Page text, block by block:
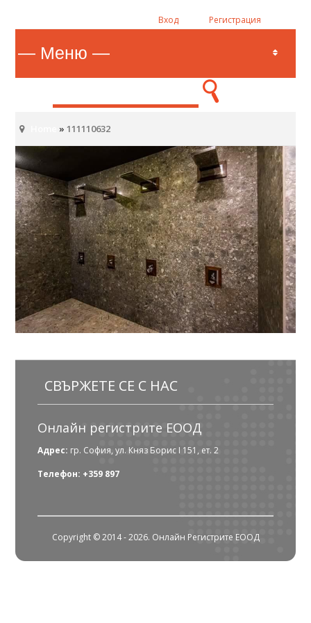
Вход Регистрация
» 111110632
СВЪРЖЕТЕ СЕ С НАС
Онлайн регистрите ЕООД
Адрес: гр. София, ул. Княз Борис I 151, ет. 2
Телефон: +359 897
Copyright © 2014 - 2026. Онлайн Регистрите ЕООД